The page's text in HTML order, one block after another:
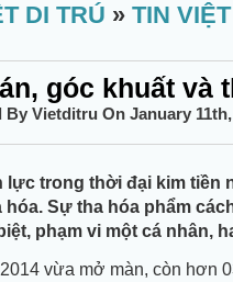
DI TRÚ » TIN
góc khuất và
By Vietditru On January
lực trong thời đại kim tiền
hóa. Sự tha hóa phẩm
phạm vi một cá nhân,
vừa mở màn, còn hơn